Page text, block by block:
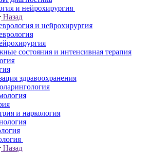
и нейрохирургия
Назад
и нейрохирургия
состояния и интенсивная терапия
здравоохранения
и наркология
Назад